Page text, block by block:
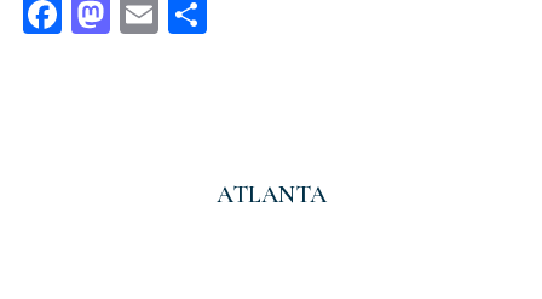
Facebook
Mastodon
Email
ATLANTA